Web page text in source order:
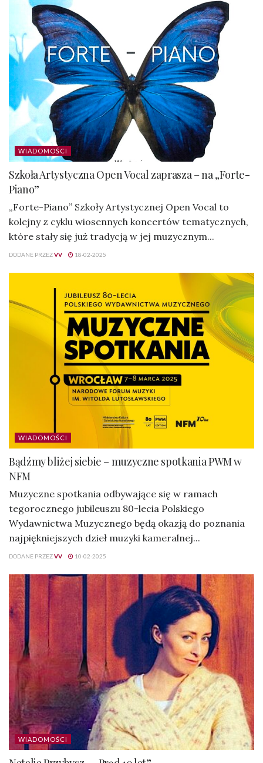
WIADOMOŚCI
Szkoła Artystyczna Open Vocal zaprasza – na „Forte-
Piano”
„Forte-Piano” Szkoły Artystycznej Open Vocal to
kolejny z cyklu wiosennych koncertów tematycznych,
które stały się już tradycją w jej muzycznym...
DODANE PRZEZVV 18-02-2025
WIADOMOŚCI
Bądźmy bliżej siebie – muzyczne spotkania PWM w
NFM
Muzyczne spotkania odbywające się w ramach
tegorocznego jubileuszu 80-lecia Polskiego
Wydawnictwa Muzycznego będą okazją do poznania
najpiękniejszych dzieł muzyki kameralnej...
DODANE PRZEZVV 10-02-2025
WIADOMOŚCI